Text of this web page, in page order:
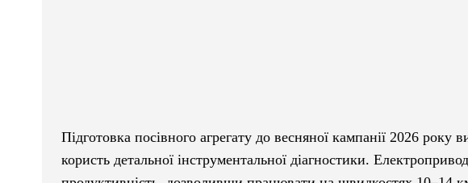
Підготовка посівного агрегату до весняної кампанії 2026 року
користь детальної інструментальної діагностики.